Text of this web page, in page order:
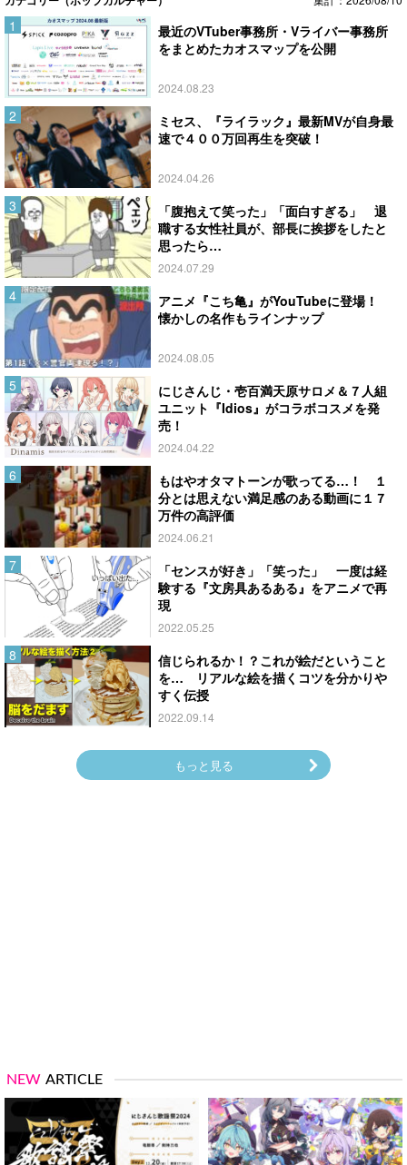
最近のVTuber事務所・Vライバー事務所
をまとめたカオスマップを公開
2024.08.23
ミセス、『ライラック』最新MVが自身最
速で４００万回再生を突破！
2024.04.26
「腹抱えて笑った」「面白すぎる」 退
職する女性社員が、部長に挨拶をしたと
思ったら…
2024.07.29
アニメ『こち亀』がYouTubeに登場！
懐かしの名作もラインナップ
2024.08.05
にじさんじ・壱百満天原サロメ＆７人組
ユニット『Idios』がコラボコスメを発
売！
2024.04.22
もはやオタマトーンが歌ってる…！ １
分とは思えない満足感のある動画に１７
万件の高評価
2024.06.21
「センスが好き」「笑った」 一度は経
験する『文房具あるある』をアニメで再
現
2022.05.25
信じられるか！？これが絵だということ
を… リアルな絵を描くコツを分かりや
すく伝授
2022.09.14
もっと見る
NEW ARTICLE